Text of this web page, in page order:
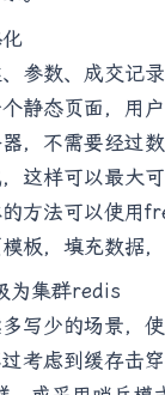
参数、成交记
静态页面，用
，不需要经过
这样可以最大
方法可以使用
板，填充数据，
为集群redis
写少的场景，
考虑到缓存击